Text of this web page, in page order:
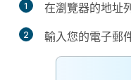
1 在瀏覽器的地址
2 輸入您的電子郵